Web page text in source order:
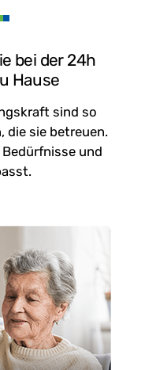
bei der 24h
Hause
sind so
die sie betreuen.
und